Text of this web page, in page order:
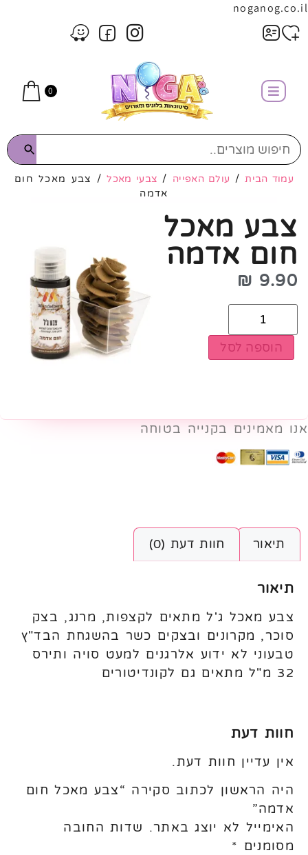
noganog.co.il
0
עמוד הבית/ עולם האפייה / צבעי מאכל/ צבע מאכל חום
אדמה
צבע מאכל
חום אדמה
9.90
₪
הוספה לסל
אנו מאמינים בקנייה בטוחה
תיאור חוות דעת (0)
תיאור
צבע מאכל ג'ל מתאים לקצפות, מרנג, בצק
סוכר, מקרונים ובצקים כשר בהשגחת הבד"ץ
טבעוני לא ידוע אלרגנים למעט סויה ותירס
32 מ"ל מתאים גם לקונדיטורים
חוות דעת
אין עדיין חוות דעת.
היה הראשון לכתוב סקירה “צבע מאכל חום
אדמה”
האימייל לא יוצג באתר. שדות החובה
מסומנים *